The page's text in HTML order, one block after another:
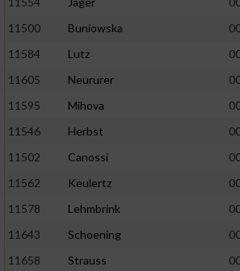
11500
Buniowska
11584
Lutz
11605
Neururer
11595
Mihova
11546
Herbst
11502
Canossi
11562
Keulertz
11578
Lehmbrink
11643
Schoening
11658
Strauss